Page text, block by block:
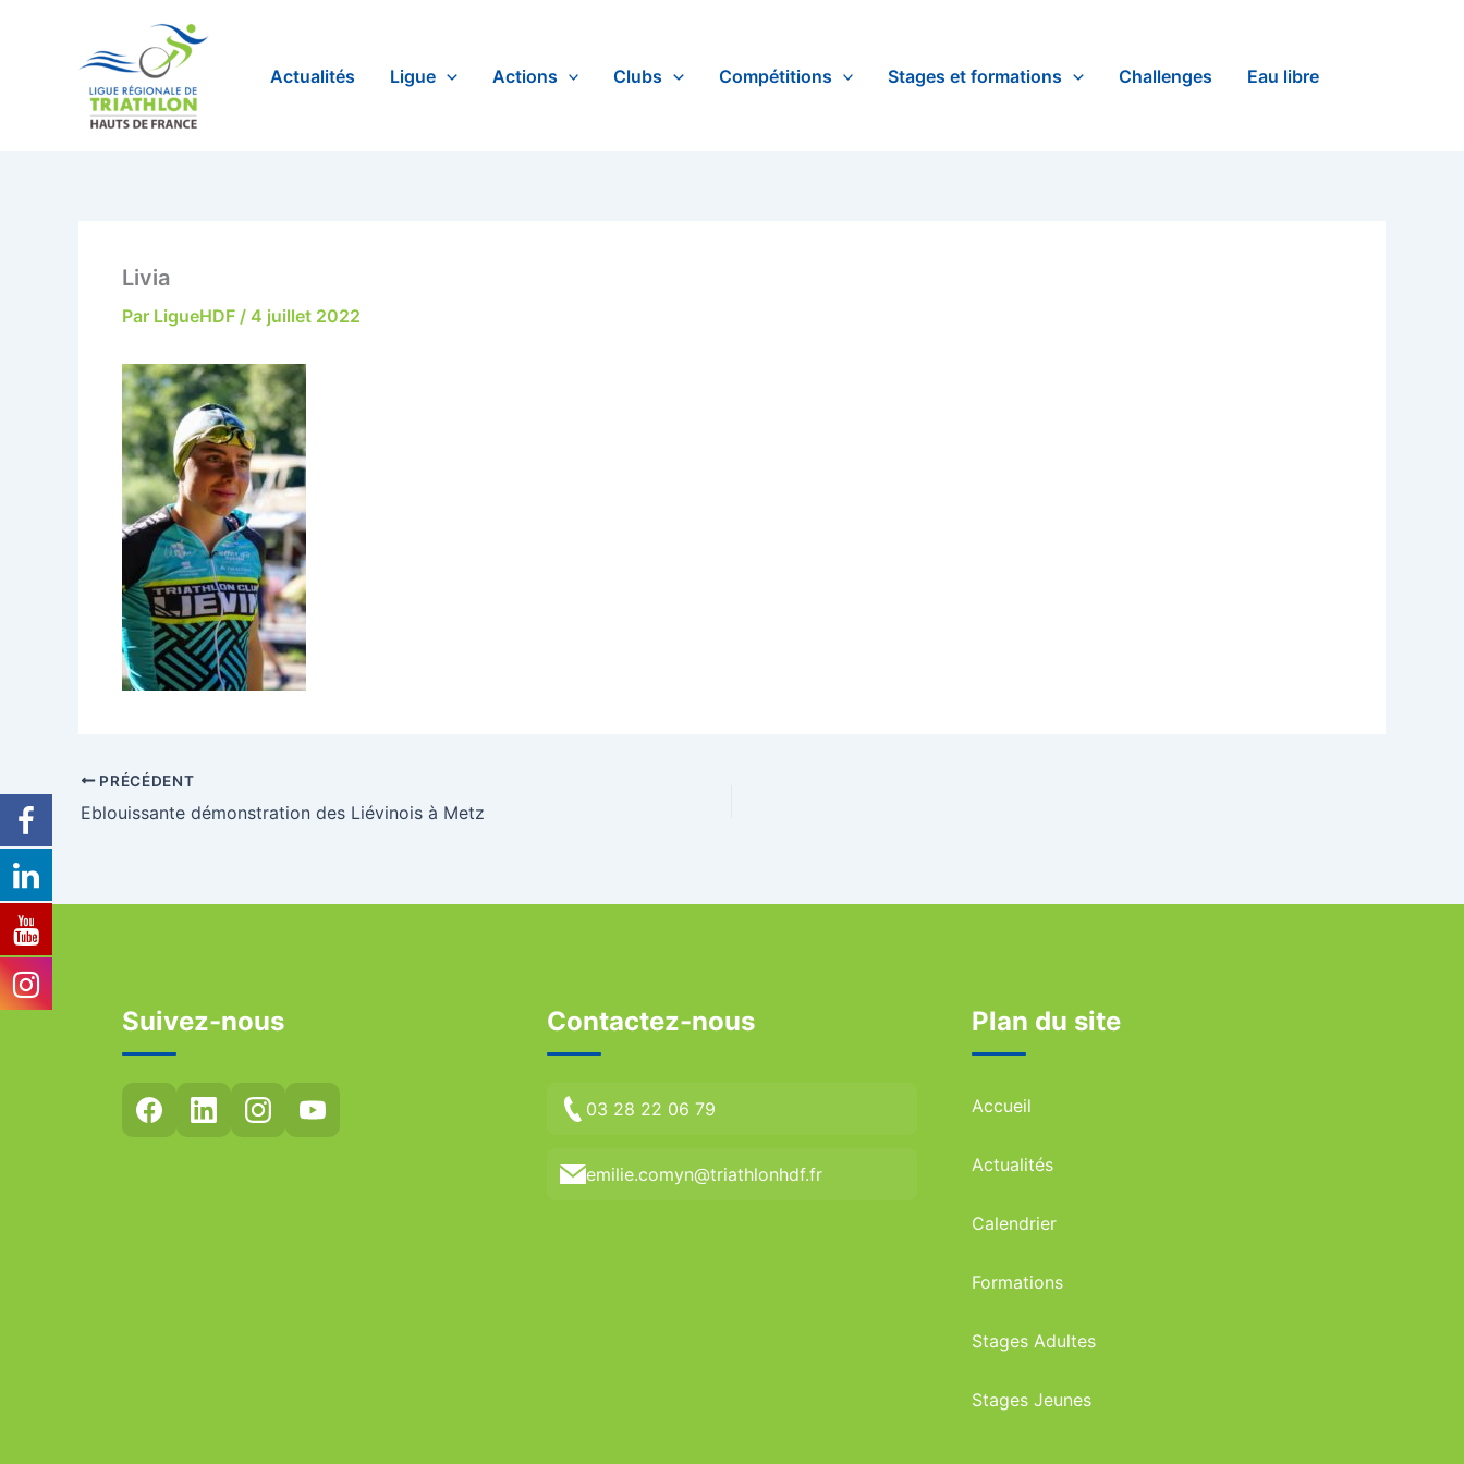
Actualités Ligue Actions Clubs Compétitions Stages et formations Challenges Eau libre
Livia
Par LigueHDF / 4 juillet 2022
PRÉCÉDENT
Eblouissante démonstration des Liévinois à Metz
Suivez-nous Contactez-nous
03 28 22 06 79
emilie.comyn@triathlonhdf.fr
Plan du site
Accueil
Actualités
Calendrier
Formations
Stages Adultes
Stages Jeunes